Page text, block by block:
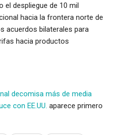
el despliegue de 10 mil
hacia la frontera norte de
acuerdos bilaterales para
hacia productos
decomisa más de media
con EE.UU. aparece primero